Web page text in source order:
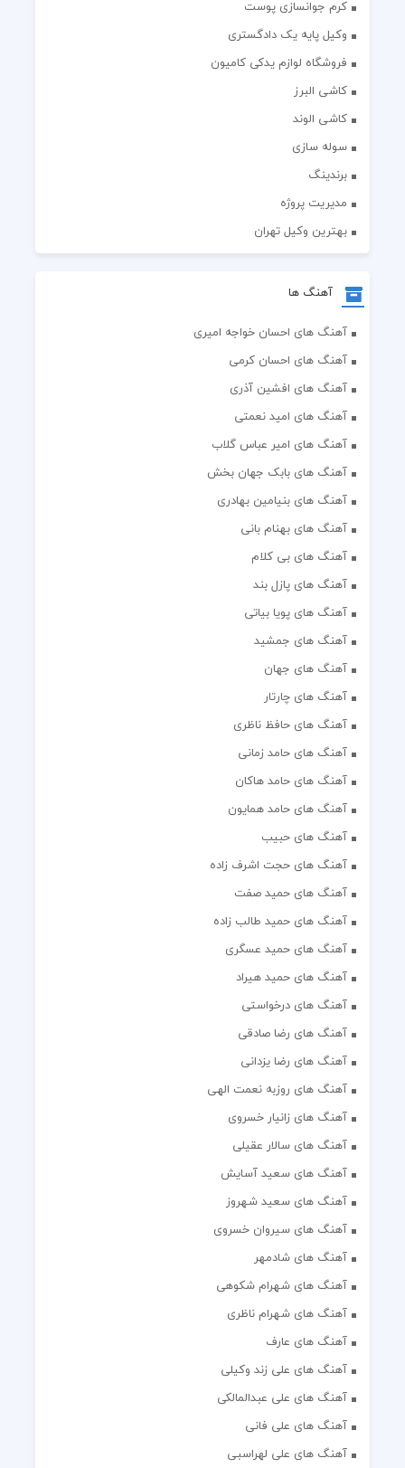
کرم جوانسازی پوست
وکیل پایه یک دادگستری
فروشگاه لوازم یدکی کامیون
کاشی البرز
کاشی الوند
سوله سازی
برندینگ
مدیریت پروژه
بهترین وکیل تهران
آهنگ ها
آهنگ های احسان خواجه امیری
آهنگ های احسان کرمی
آهنگ های افشین آذری
آهنگ های امید نعمتی
آهنگ های امیر عباس گلاب
آهنگ های بابک جهان بخش
آهنگ های بنیامین بهادری
آهنگ های بهنام بانی
آهنگ های بی کلام
آهنگ های پازل بند
آهنگ های پویا بیاتی
آهنگ های جمشید
آهنگ های جهان
آهنگ های چارتار
آهنگ های حافظ ناظری
آهنگ های حامد زمانی
آهنگ های حامد هاکان
آهنگ های حامد همایون
آهنگ های حبیب
آهنگ های حجت اشرف زاده
آهنگ های حمید صفت
آهنگ های حمید طالب زاده
آهنگ های حمید عسگری
آهنگ های حمید هیراد
آهنگ های درخواستی
آهنگ های رضا صادقی
آهنگ های رضا یزدانی
آهنگ های روزبه نعمت الهی
آهنگ های زانیار خسروی
آهنگ های سالار عقیلی
آهنگ های سعید آسایش
آهنگ های سعید شهروز
آهنگ های سیروان خسروی
آهنگ های شادمهر
آهنگ های شهرام شکوهی
آهنگ های شهرام ناظری
آهنگ های عارف
آهنگ های علی زند وکیلی
آهنگ های علی عبدالمالکی
آهنگ های علی فانی
آهنگ های علی لهراسبی